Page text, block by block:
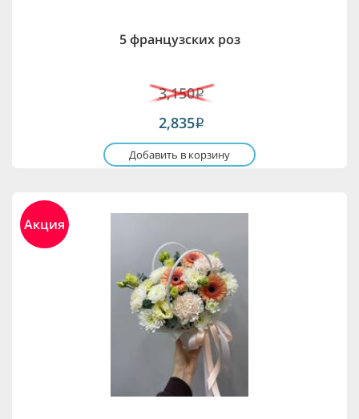
5 французских роз
3,150i
2,835i
Добавить в корзину
Акция